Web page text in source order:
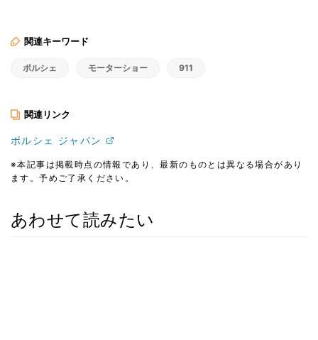
関連キーワード
ポルシェ モーターショー 911
関連リンク
ポルシェ ジャパン
※本記事は掲載時点の情報であり、最新のものとは異なる場合があり
ます。予めご了承ください。
あわせて読みたい